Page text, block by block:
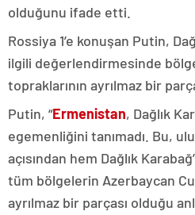
olduğunu ifade etti.
Rossiya 1’e konuşan Putin,
ilgili değerlendirmesinde
topraklarının ayrılmaz bir
Putin, “Ermenistan, Dağlık
egemenliğini tanımadı. Bu,
açısından hem Dağlık
tüm bölgelerin Azerbaycan
ayrılmaz bir parçası olduğu